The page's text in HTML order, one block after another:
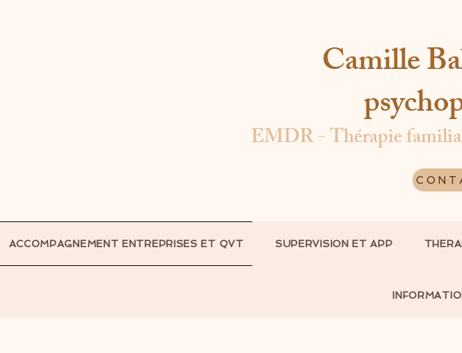
Camille
EMDR - Thérapie
ACCOMPAGNEMENT ENTREPRISES ET QVT SUPERVISION ET APP